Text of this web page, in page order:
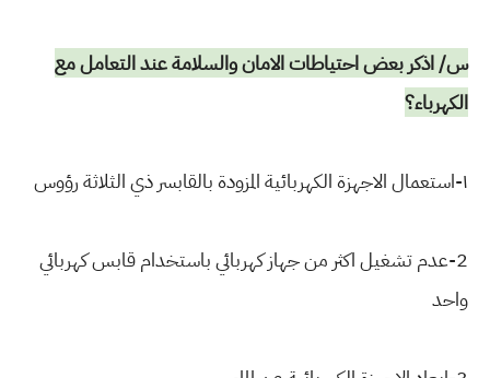
س/ اذكر بعض احتياطات الامان والسلامة عند التعامل مع
الكهرباء؟
١-استعمال الاجهزة الكهربائية المزودة بالقابسر ذي الثلاثة رؤوس
2-عدم تشغيل اكثر من جهاز كهربائي باستخدام قابس كهربائي
واحد